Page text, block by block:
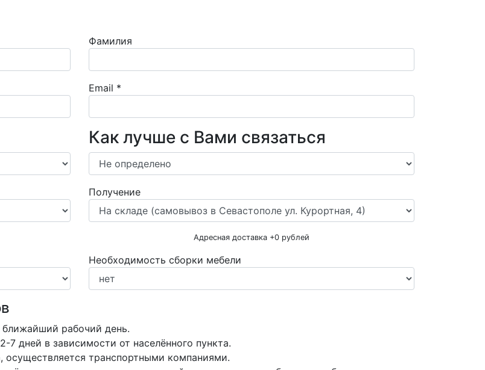
Фамилия
Email *
Как лучше с Вами связаться
Получение
Адресная доставка +0 рублей
Необходимость сборки мебели
рабочий день.
дней в зависимости от населённого пункта.
транспортными компаниями.